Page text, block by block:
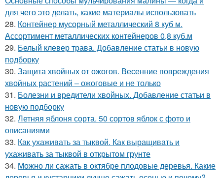
для чего это делать, какие материалы использовать
28. Контейнер мусорный металлический 8 куб м.
Ассортимент металлических контейнеров 0,8 куб.м
29. Белый клевер трава. Добавление статьи в новую
подборку
30. Защита хвойных от ожогов. Весенние повреждения
хвойных растений – ожоговые и не только
31. Болезни и вредители хвойных. Добавление статьи в
новую подборку
32. Летняя яблоня сорта. 50 сортов яблок с фото и
описаниями
33. Как ухаживать за тыквой. Как выращивать и
ухаживать за тыквой в открытом грунте
34. Можно ли сажать в октябре плодовые деревья. Какие